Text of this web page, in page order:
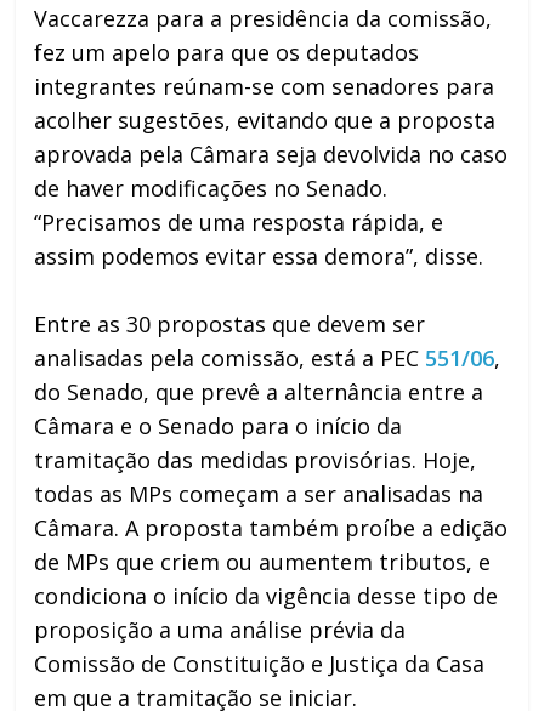
Vaccarezza para a presidência da comissão,
fez um apelo para que os deputados
integrantes reúnam-se com senadores para
acolher sugestões, evitando que a proposta
aprovada pela Câmara seja devolvida no caso
de haver modificações no Senado.
“Precisamos de uma resposta rápida, e
assim podemos evitar essa demora”, disse.
Entre as 30 propostas que devem ser
analisadas pela comissão, está a PEC 551/06,
do Senado, que prevê a alternância entre a
Câmara e o Senado para o início da
tramitação das medidas provisórias. Hoje,
todas as MPs começam a ser analisadas na
Câmara. A proposta também proíbe a edição
de MPs que criem ou aumentem tributos, e
condiciona o início da vigência desse tipo de
proposição a uma análise prévia da
Comissão de Constituição e Justiça da Casa
em que a tramitação se iniciar.